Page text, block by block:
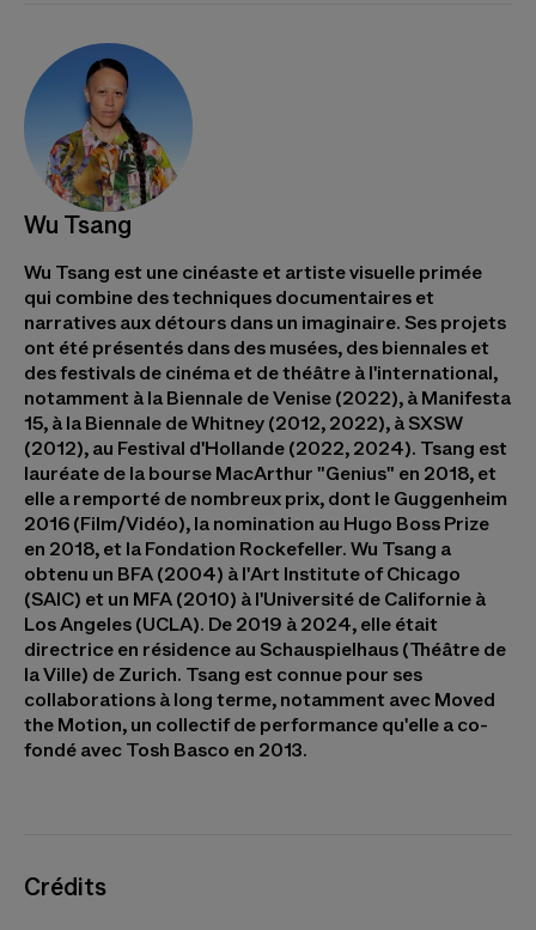
Wu Tsang
Wu Tsang est une cinéaste et artiste visuelle primée
qui combine des techniques documentaires et
narratives aux détours dans un imaginaire. Ses projets
ont été présentés dans des musées, des biennales et
des festivals de cinéma et de théâtre à l'international,
notamment à la Biennale de Venise (2022), à Manifesta
15, à la Biennale de Whitney (2012, 2022), à SXSW
(2012), au Festival d'Hollande (2022, 2024). Tsang est
lauréate de la bourse MacArthur "Genius" en 2018, et
elle a remporté de nombreux prix, dont le Guggenheim
2016 (Film/Vidéo), la nomination au Hugo Boss Prize
en 2018, et la Fondation Rockefeller. Wu Tsang a
obtenu un BFA (2004) à l'Art Institute of Chicago
(SAIC) et un MFA (2010) à l'Université de Californie à
Los Angeles (UCLA). De 2019 à 2024, elle était
directrice en résidence au Schauspielhaus (Théâtre de
la Ville) de Zurich. Tsang est connue pour ses
collaborations à long terme, notamment avec Moved
the Motion, un collectif de performance qu'elle a co-
fondé avec Tosh Basco en 2013.
Crédits